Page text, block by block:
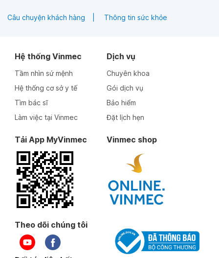
Câu chuyện khách hàng Thông tin sức khỏe
Hệ thống Vinmec
Tầm nhìn sứ mệnh
Hệ thống cơ sở y tế
Tìm bác sĩ
Làm việc tại Vinmec
Dịch vụ
Chuyên khoa
Gói dịch vụ
Bảo hiểm
Đặt lịch hẹn
Tải App MyVinmec Vinmec shop
Theo dõi chúng tôi